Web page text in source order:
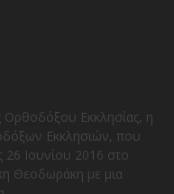
Εκκλησίας, η
Εκκλησιών, που
26 Ιουνίου 2016 στο
Θεοδωράκη με μια